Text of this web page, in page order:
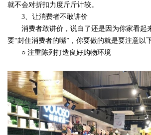
就不会对折扣力度斤斤计较。
3、让消费者不敢讲价
消费者敢讲价，说白了还是因为你家看起
要“封住消费者的嘴”，你要做的就是要注意以
○ 注重陈列打造良好购物环境